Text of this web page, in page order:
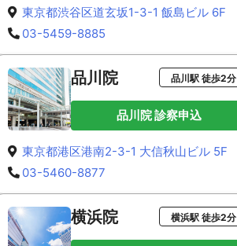
東京都渋谷区道玄坂1-3-1 飯島ビル 6F
03-5459-8885
品川院 品川駅 徒歩2分
品川院 診察申込
東京都港区港南2-3-1 大信秋山ビル 5F
03-5460-8877
横浜院 横浜駅 徒歩2分